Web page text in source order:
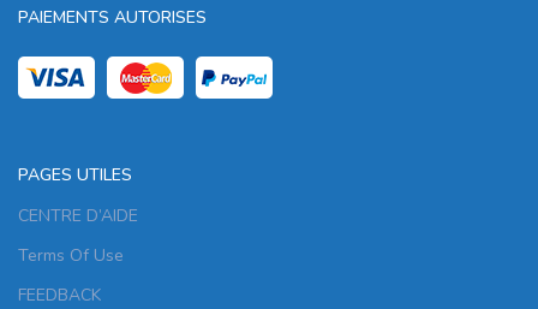
PAIEMENTS AUTORISES
PAGES UTILES
CENTRE D’AIDE
Terms Of Use
FEEDBACK